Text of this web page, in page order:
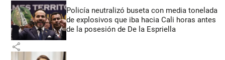
Policía neutralizó buseta con media tonelada
de explosivos que iba hacia Cali horas antes
de la posesión de De la Espriella
share